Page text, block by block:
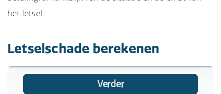
het letsel.
Letselschade berekenen